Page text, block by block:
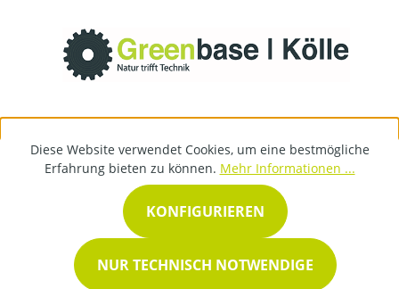
Diese Website verwendet Cookies, um eine bestmögliche
Erfahrung bieten zu können. Mehr Informationen ...
NUR TECHNISCH NOTWENDIGE
KONFIGURIEREN